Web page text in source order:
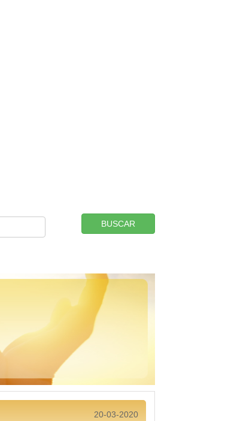
BUSCAR
20-03-2020